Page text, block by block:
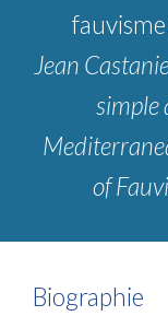
Jean
simple
of
Biographie